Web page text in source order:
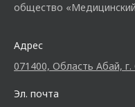
общество
Адрес
071400, Область Абай,
Эл. почта